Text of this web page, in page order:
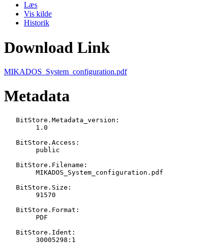
Læs
Vis kilde
Historik
Download Link
MIKADOS_System_configuration.pdf
Metadata
   BitStore.Metadata_version:
   BitStore.Access:
   BitStore.Filename:
   BitStore.Size:
   BitStore.Format:
   BitStore.Ident: